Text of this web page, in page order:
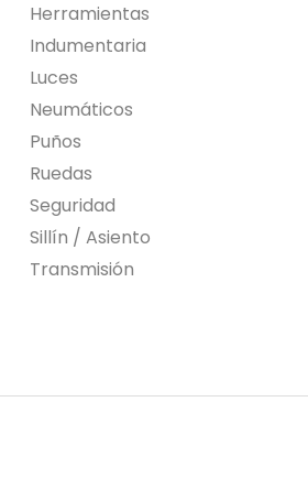
Herramientas
Indumentaria
Luces
Neumáticos
Puños
Ruedas
Seguridad
Sillín / Asiento
Transmisión